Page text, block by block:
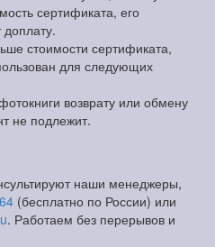
сертификата, его
доплату.
стоимости сертификата,
для следующих
возврату или обмену
не подлежит.
наши менеджеры,
(бесплатно по России) или
. Работаем без перерывов и